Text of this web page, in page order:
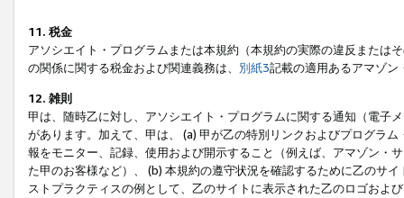
11. 税金
アソシエイト・プログラムまたは本規約（本規約の実際の違反または
の関係に関する税金および関連義務は、 別紙3記載の適用あるアマゾン
12. 雑則
甲は、随時乙に対し、アソシエイト・プログラムに関する通知（電子
があります。加えて、甲は、 (a) 甲が乙の特別リンクおよびプログラ
報をモニター、記録、使用および開示すること（例えば、アマゾン・
た甲のお客様など）、 (b) 本規約の遵守状況を確認するために乙のサ
ストプラクティスの例として、乙のサイトに表示された乙のロゴおよ